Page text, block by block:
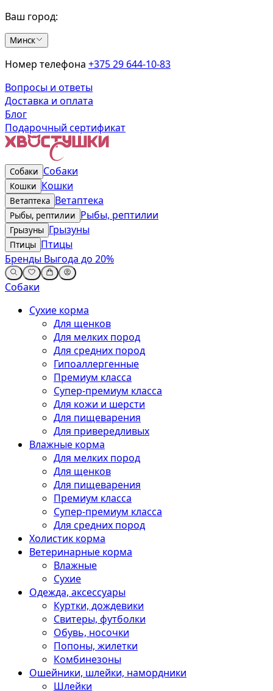
Ваш город:
Минск
Номер телефона +375 29 644-10-83
Вопросы и ответы
Доставка и оплата
Блог
Подарочный сертификат
Собаки Собаки
Кошки Кошки
Ветаптека Ветаптека
Рыбы, рептилии Рыбы, рептилии
Грызуны Грызуны
Птицы Птицы
Бренды Выгода до 20%
Собаки
Сухие корма
Для щенков
Для мелких пород
Для средних пород
Гипоаллергенные
Премиум класса
Супер-премиум класса
Для кожи и шерсти
Для пищеварения
Для привередливых
Влажные корма
Для мелких пород
Для щенков
Для пищеварения
Премиум класса
Супер-премиум класса
Для средних пород
Холистик корма
Ветеринарные корма
Влажные
Сухие
Одежда, аксессуары
Куртки, дождевики
Свитеры, футболки
Обувь, носочки
Попоны, жилетки
Комбинезоны
Ошейники, шлейки, намордники
Шлейки